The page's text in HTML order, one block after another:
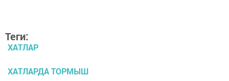
Теги:
ХАТЛАР
ХАТЛАРДА ТОРМЫШ